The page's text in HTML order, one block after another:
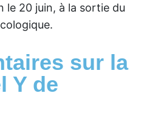
le 20 juin, à la sortie du
sur la
Y de